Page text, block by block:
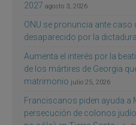
2027 agosto 3, 2026
ONU se pronuncia ante
desaparecido por la
Aumenta el interés por la
de los mártires de Georgia
matrimonio julio 25, 2026
Franciscanos piden ayuda a
persecución de colonos